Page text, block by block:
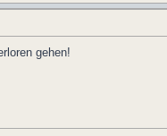
gehen!